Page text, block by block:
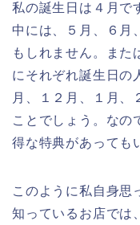
私の誕生日は４月で
中には、５月、６月
もしれません。また
にそれぞれ誕生日の
月、１２月、１月、
ことでしょう。なの
得な特典があっても
このように私自身思
知っているお店では